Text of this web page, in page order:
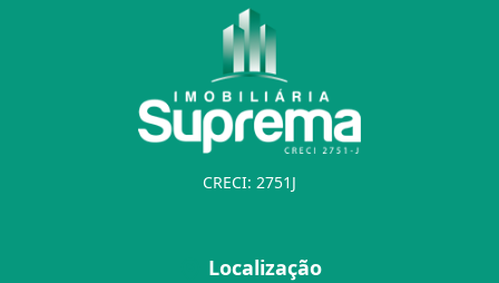
CRECI: 2751J
Localização